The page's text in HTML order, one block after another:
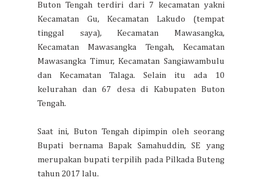
Buton Tengah terdiri dari 7 kecamatan yakni
Kecamatan Gu, Kecamatan Lakudo (tempat
tinggal saya), Kecamatan Mawasangka,
Kecamatan Mawasangka Tengah, Kecamatan
Mawasangka Timur, Kecamatan Sangiawambulu
dan Kecamatan Talaga. Selain itu ada 10
kelurahan dan 67 desa di Kabupaten Buton
Tengah.
Saat ini, Buton Tengah dipimpin oleh seorang
Bupati bernama Bapak Samahuddin, SE yang
merupakan bupati terpilih pada Pilkada Buteng
tahun 2017 lalu.